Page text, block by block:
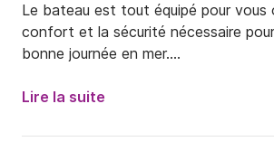
Le bateau est tout équipé pour
confort et la sécurité nécessaire
bonne journée en mer.
Une fois à bord, vous pourrez visiter
Piana et le Capu Rossu.
Lire la suite